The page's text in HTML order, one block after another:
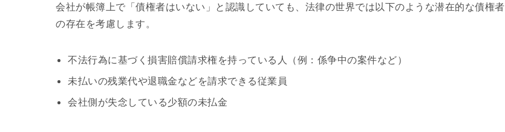
会社が帳簿上で「債権者はいない」と認識していても、法律の世界では以下のような潜在的な債権者
の存在を考慮します。
不法行為に基づく損害賠償請求権を持っている人（例：係争中の案件など）
未払いの残業代や退職金などを請求できる従業員
会社側が失念している少額の未払金